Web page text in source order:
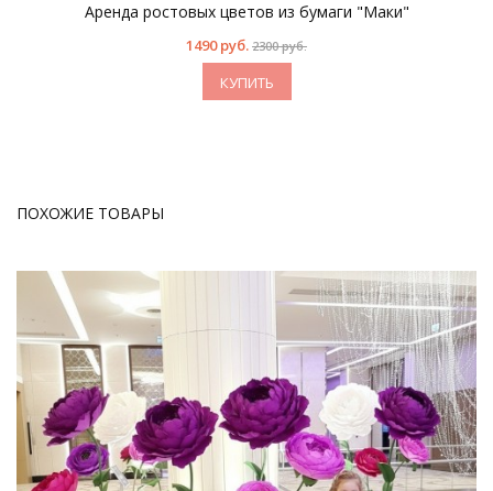
Аренда ростовых цветов из бумаги "Маки"
1490 руб. 2300 руб.
КУПИТЬ
ПОХОЖИЕ ТОВАРЫ